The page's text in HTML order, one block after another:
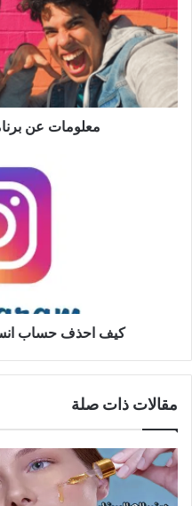
معلومات عن
كيف احذف حساب
مقالات ذات صلة